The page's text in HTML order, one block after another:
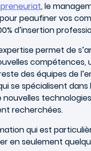
, le
peaufiner vos
d’insertion
permet de
des équipes de
spécialisent
recherchées.
qui est
en seulement